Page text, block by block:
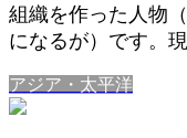
組織を作った人物
になるが）です。
アジア・太平洋